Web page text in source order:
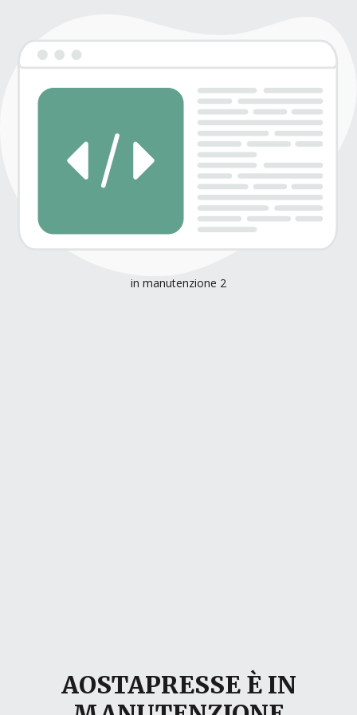
in manutenzione 2
AOSTAPRESSE È IN